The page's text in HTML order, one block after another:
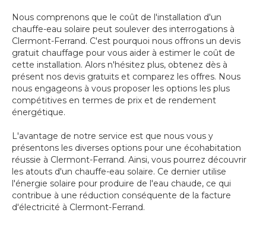
Nous comprenons que le coût de l'installation d'un
chauffe-eau solaire peut soulever des interrogations à
Clermont-Ferrand. C'est pourquoi nous offrons un devis
gratuit chauffage pour vous aider à estimer le coût de
cette installation. Alors n'hésitez plus, obtenez dès à
présent nos devis gratuits et comparez les offres. Nous
nous engageons à vous proposer les options les plus
compétitives en termes de prix et de rendement
énergétique.
L'avantage de notre service est que nous vous y
présentons les diverses options pour une écohabitation
réussie à Clermont-Ferrand. Ainsi, vous pourrez découvrir
les atouts d'un chauffe-eau solaire. Ce dernier utilise
l'énergie solaire pour produire de l'eau chaude, ce qui
contribue à une réduction conséquente de la facture
d'électricité à Clermont-Ferrand.